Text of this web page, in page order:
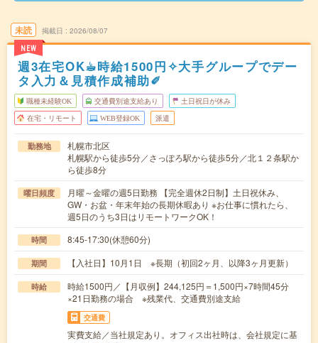
未読
NEW
掲載日 2026/08/07
週3在宅OK☕︎時給1500円✧大手グループでデー
タ入力＆見積作成補助✐
職種未経験OK 交通費別途支給あり 土日祝日が休み
在宅・リモート WEB登録OK 派遣
勤務地
札幌市北区
札幌駅から徒歩5分／さっぽろ駅から徒歩5分／北１２条駅か
ら徒歩8分
曜日頻度
月曜～金曜の週5日勤務 【完全週休2日制】土日祝休み、
GW・お盆・年末年始の長期休暇あり ※お仕事に慣れたら、
週5日のうち3日はリモートワークOK！
時間 8:45-17:30(休憩60分)
期間 【入社日】10月1日 ※長期（初回2ヶ月、以降3ヶ月更新）
時給
時給1500円／【月収例】244,125円＝1,500円×7時間45分
×21日勤務の場合 ※残業代、交通費別途支給
交通費
実費支給／当社規定あり。オフィス出社時は、会社規定に基